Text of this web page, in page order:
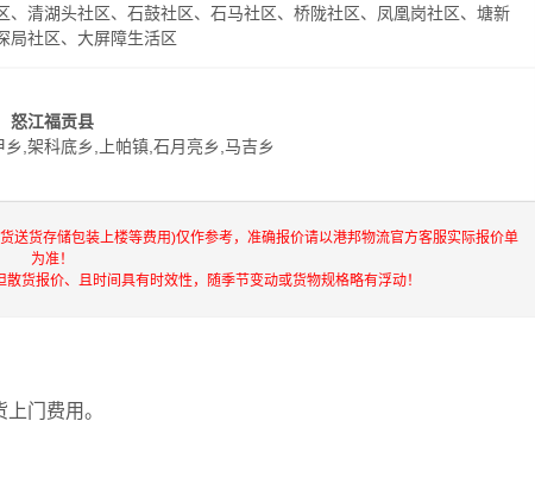
清湖头社区、石鼓社区、石马社区、桥陇社区、凤凰岗社区、塘新
局社区、大屏障生活区
怒江福贡县
,架科底乡,上帕镇,石月亮乡,马吉乡
送货存储包装上楼等费用)仅作参考，准确报价请以港邦物流官方客服实际报价单
为准！
货报价、且时间具有时效性，随季节变动或货物规格略有浮动！
门费用。